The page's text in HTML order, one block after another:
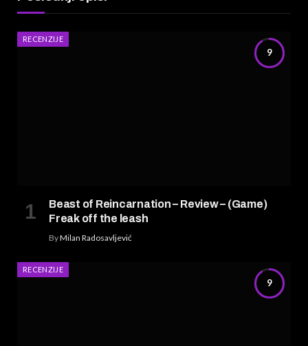
9
RECENZIJE
Beast of Reincarnation – Review – (Game)
Freak off the leash
ByMilan Radosavljević
9
RECENZIJE